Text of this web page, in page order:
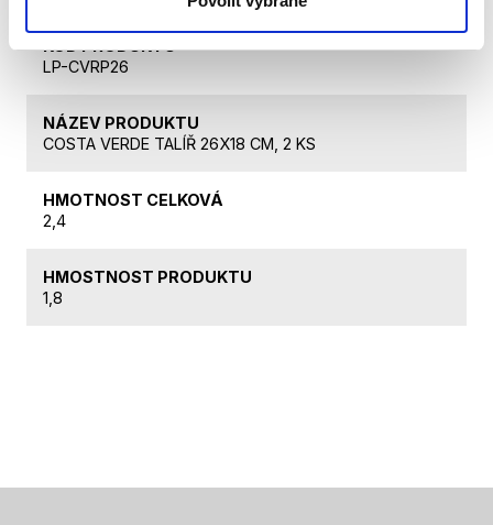
KÓD PRODUKTU
LP-CVRP26
NÁZEV PRODUKTU
COSTA VERDE TALÍŘ 26X18 CM, 2 KS
HMOTNOST CELKOVÁ
2,4
HMOSTNOST PRODUKTU
1,8